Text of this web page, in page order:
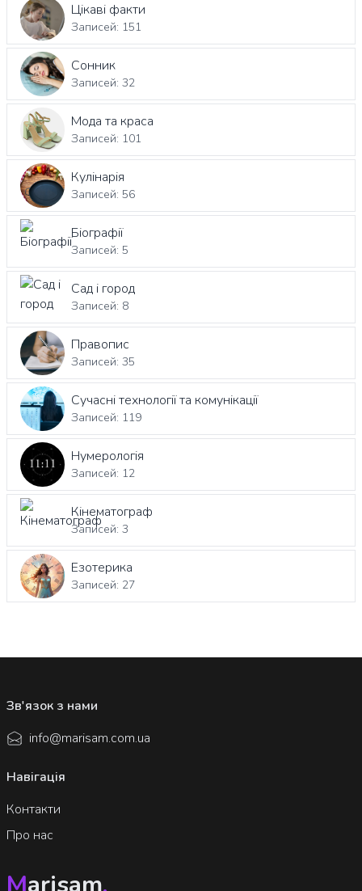
Цікаві факти
Записей: 151
Сонник
Записей: 32
Мода та краса
Записей: 101
Кулінарія
Записей: 56
Біографії
Записей: 5
Сад і город
Записей: 8
Правопис
Записей: 35
Сучасні технології та комунікації
Записей: 119
Нумерологія
Записей: 12
Кінематограф
Записей: 3
Езотерика
Записей: 27
Навігація
Контакти
Про нас
Зв'язок з нами
info@marisam.com.ua